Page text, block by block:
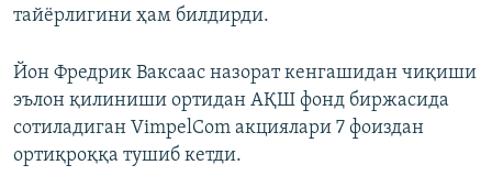
тайёрлигини ҳам билдирди.
Йон Фредрик Ваксаас назорат кенгашидан чиқиши
эълон қилиниши ортидан АҚШ фонд биржасида
сотиладиган VimpelCom акциялари 7 фоиздан
ортиқроққа тушиб кетди.